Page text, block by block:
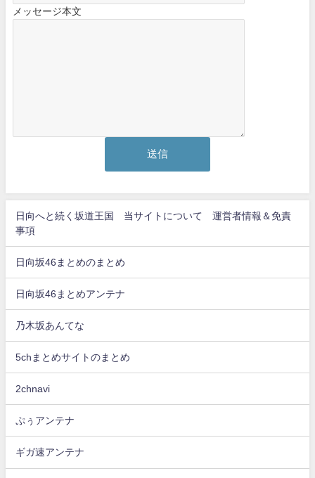
メッセージ本文
日向へと続く坂道王国 当サイトについて 運営者情報＆免責
事項
日向坂46まとめのまとめ
日向坂46まとめアンテナ
乃木坂あんてな
5chまとめサイトのまとめ
2chnavi
ぷぅアンテナ
ギガ速アンテナ